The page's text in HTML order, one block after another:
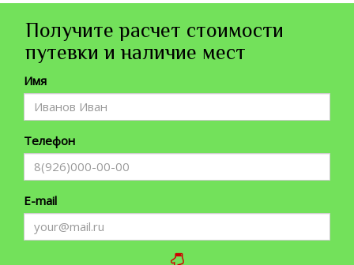
Получите расчет стоимости
путевки и наличие мест
Имя
Телефон
E-mail